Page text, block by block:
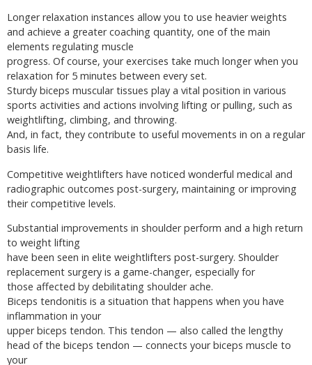
Longer relaxation instances allow you to use heavier weights
and achieve a greater coaching quantity, one of the main
elements regulating muscle
progress. Of course, your exercises take much longer when you
relaxation for 5 minutes between every set.
Sturdy biceps muscular tissues play a vital position in various
sports activities and actions involving lifting or pulling, such as
weightlifting, climbing, and throwing.
And, in fact, they contribute to useful movements in on a regular
basis life.
Competitive weightlifters have noticed wonderful medical and
radiographic outcomes post-surgery, maintaining or improving
their competitive levels.
Substantial improvements in shoulder perform and a high return
to weight lifting
have been seen in elite weightlifters post-surgery. Shoulder
replacement surgery is a game-changer, especially for
those affected by debilitating shoulder ache.
Biceps tendonitis is a situation that happens when you have
inflammation in your
upper biceps tendon. This tendon — also called the lengthy
head of the biceps tendon — connects your biceps muscle to
your